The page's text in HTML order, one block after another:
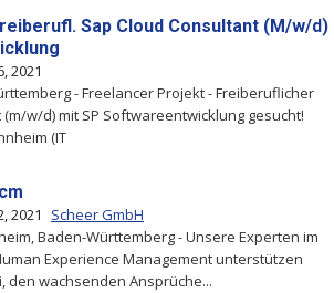
Sap Cloud Consultant (M/w/d)
2021
- Freelancer Projekt - Freiberuflicher
w/d) mit SP Softwareentwicklung gesucht!
(IT
2021
Scheer GmbH
Baden-Württemberg - Unsere Experten im
Experience Management unterstützen
den wachsenden Ansprüche...